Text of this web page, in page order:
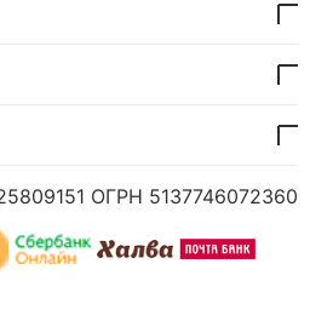
ОГРН 5137746072360